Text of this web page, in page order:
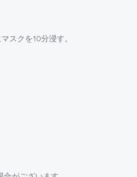
スクを10分浸す。